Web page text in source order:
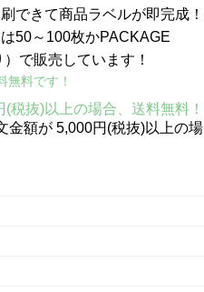
できて商品ラベルが即完成！
50～100枚かPACKAGE
で販売しています！
無料です！
金額が 5,000円(税抜)以上の場